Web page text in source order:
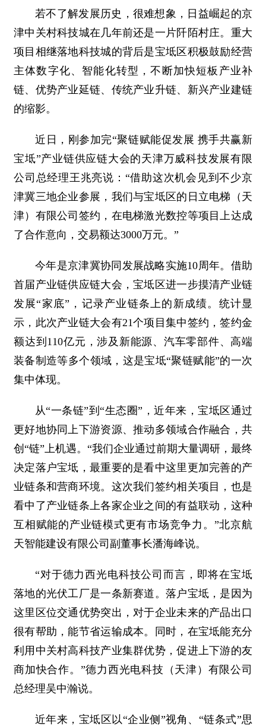
若不了解发展历史，很难想象，日益崛起的京
津中关村科技城在几年前还是一片阡陌村庄。重大
项目相继落地科技城的背后是宝坻区积极鼓励经营
主体数字化、智能化转型，不断加快短板产业补
链、优势产业延链、传统产业升链、新兴产业建链
的缩影。
近日，刚参加完“聚链赋能促发展 携手共赢新
宝坻”产业链供应链大会的天津万威科技发展有限
公司总经理王兆亮说：“借助这次机会见到不少京
津冀三地企业参展，我们与宝坻区的日立电梯（天
津）有限公司签约，在电梯激光数控等项目上达成
了合作意向，交易额达3000万元。”
今年是京津冀协同发展战略实施10周年。借助
首届产业链供应链大会，宝坻区进一步摸清产业链
发展“家底”，记录产业链条上的新成绩。统计显
示，此次产业链大会有21个项目集中签约，签约金
额达到110亿元，涉及新能源、汽车零部件、高端
装备制造等多个领域，这是宝坻“聚链赋能”的一次
集中体现。
从“一条链”到“生态圈”，近年来，宝坻区通过
更好地协同上下游资源、推动多领域合作融合，共
创“链”上机遇。“我们企业通过前期大量调研，最终
决定落户宝坻，最重要的是看中这里更加完善的产
业链条和营商环境。这次我们签约相关项目，也是
看中了产业链条上各家企业之间的有益联动，这种
互相赋能的产业链模式更有市场竞争力。”北京航
天智能建设有限公司副董事长潘海峰说。
“对于德力西光电科技公司而言，即将在宝坻
落地的光伏工厂是一条新赛道。落户宝坻，是因为
这里区位交通优势突出，对于企业未来的产品出口
很有帮助，能节省运输成本。同时，在宝坻能充分
利用中关村高科技产业集群优势，促进上下游的友
商加快合作。”德力西光电科技（天津）有限公司
总经理吴中瀚说。
近年来，宝坻区以“企业侧”视角、“链条式”思